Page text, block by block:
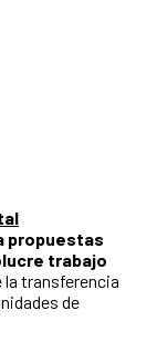
propuestas
trabajo
la transferencia
de